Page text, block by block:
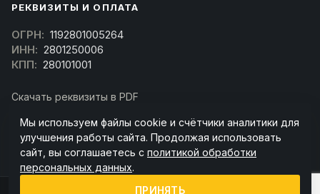
РЕКВИЗИТЫ И ОПЛАТА
ОГРН: 1192801005264
ИНН: 2801250006
КПП: 280101001
Скачать реквизиты в PDF
(Скачать договор)
Мы используем файлы cookie и счётчики аналитики для
улучшения работы сайта. Продолжая использовать
сайт, вы соглашаетесь с политикой обработки
персональных данных.
ПРИНЯТЬ